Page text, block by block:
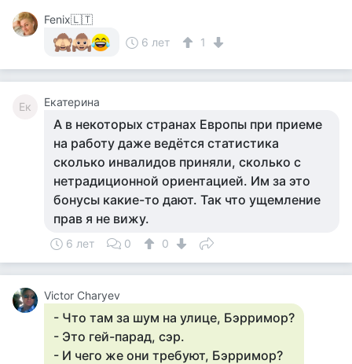
Fenix🇱🇹
6 лет
1
Ек Екатерина
А в некоторых странах Европы при приеме
на работу даже ведётся статистика
сколько инвалидов приняли, сколько с
нетрадиционной ориентацией. Им за это
бонусы какие-то дают. Так что ущемление
прав я не вижу.
6 лет 0 0
Victor Charyev
- Что там за шум на улице, Бэрримор?
- Это гей-парад, сэр.
- И чего же они требуют, Бэрримор?